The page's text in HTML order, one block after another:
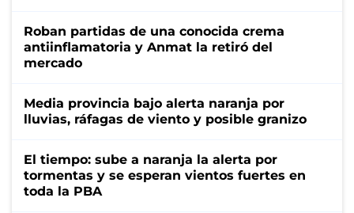
Roban partidas de una conocida crema
antiinflamatoria y Anmat la retiró del
mercado
Media provincia bajo alerta naranja por
lluvias, ráfagas de viento y posible granizo
El tiempo: sube a naranja la alerta por
tormentas y se esperan vientos fuertes en
toda la PBA